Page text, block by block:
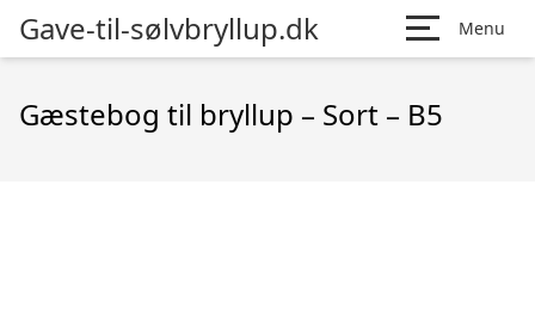
Gave-til-sølvbryllup.dk Menu
Gæstebog til bryllup – Sort – B5